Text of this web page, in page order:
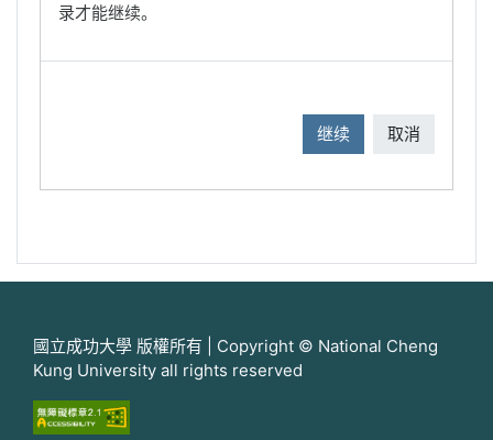
录才能继续。
继续 取消
國立成功大學 版權所有 | Copyright © National Cheng
Kung University all rights reserved